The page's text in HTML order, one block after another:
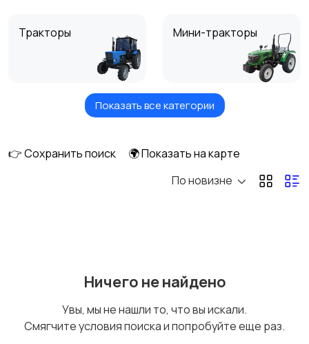
Тракторы Мини-тракторы
Мотоблоки
Рулонные пресс-
грядообразователи
удобрений
Показать все категории
👉 Сохранить поиск
🌍 Показать на карте
По новизне
Ничего не найдено
Увы, мы не нашли то, что вы искали.
Смягчите условия поиска и попробуйте еще раз.